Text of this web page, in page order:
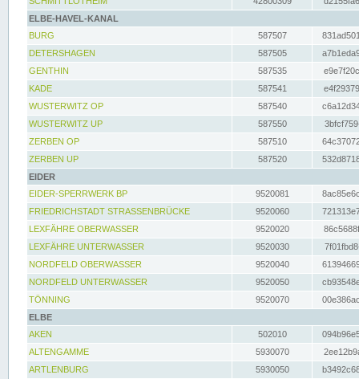
ELBE-HAVEL-KANAL
BURG
587507
DETERSHAGEN
587505
GENTHIN
587535
KADE
587541
WUSTERWITZ OP
587540
WUSTERWITZ UP
587550
ZERBEN OP
587510
ZERBEN UP
587520
EIDER
EIDER-SPERRWERK BP
9520081
FRIEDRICHSTADT STRASSENBRÜCKE
9520060
LEXFÄHRE OBERWASSER
9520020
LEXFÄHRE UNTERWASSER
9520030
NORDFELD OBERWASSER
9520040
NORDFELD UNTERWASSER
9520050
TÖNNING
9520070
ELBE
AKEN
502010
ALTENGAMME
5930070
ARTLENBURG
5930050